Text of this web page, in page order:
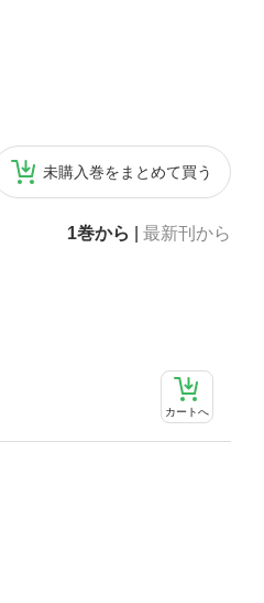
未購入巻をまとめて買う
1巻から 最新刊から
カートへ